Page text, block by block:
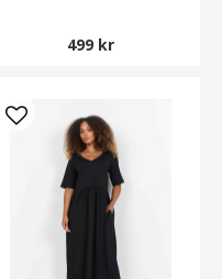
499 kr